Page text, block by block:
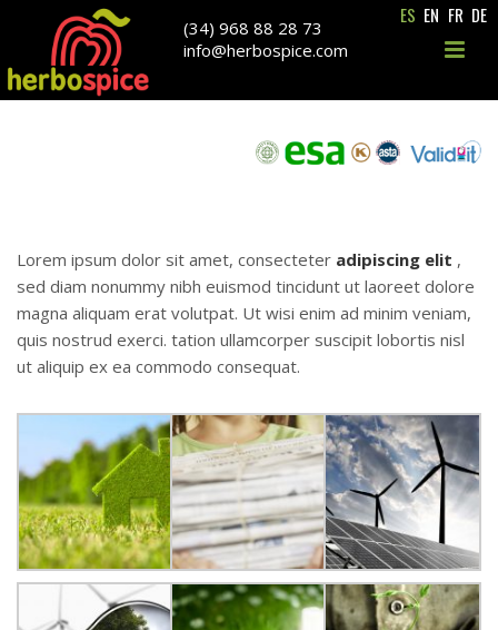
ES EN FR DE
(34) 968 88 28 73
info@herbospice.com
THIS IS A GALLERY POST
THIS IS A GALLERY POST
Lorem ipsum dolor sit amet, consecteter adipiscing elit ,
sed diam nonummy nibh euismod tincidunt ut laoreet dolore
magna aliquam erat volutpat. Ut wisi enim ad minim veniam,
quis nostrud exerci. tation ullamcorper suscipit lobortis nisl
ut aliquip ex ea commodo consequat.